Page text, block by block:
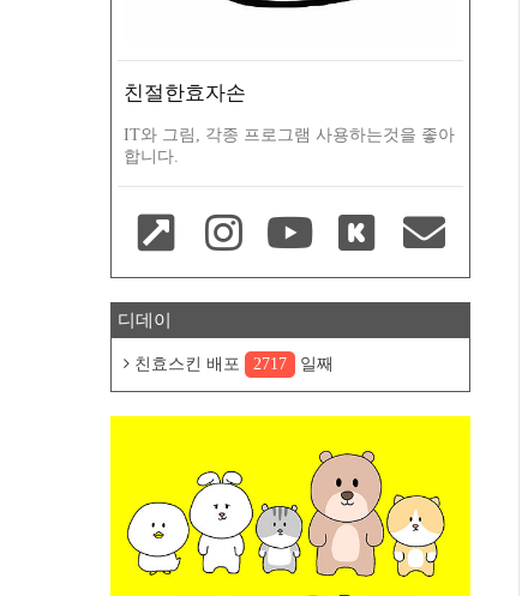
친절한효자손
IT와 그림, 각종 프로그램 사용하는것을 좋아
합니다.
디데이
친효스킨 배포 2717 일째